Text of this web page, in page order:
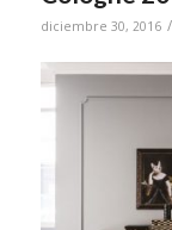
diciembre 30, 2016 /